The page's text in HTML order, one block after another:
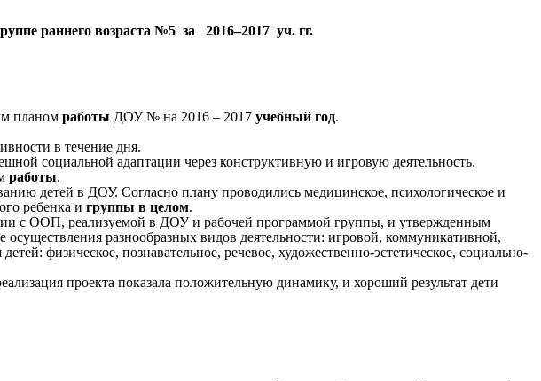
раннего возраста №5 за 2016–2017 уч. гг.
планомработы ДОУ № на 2016 – 2017учебный год.
в течение дня.
социальной адаптации через конструктивную и игровую деятельность.
работы.
детей в ДОУ. Согласно плану проводились медицинское, психологическое и
ребенка и группы в целом.
с ООП, реализуемой в ДОУ и рабочей программой группы, и утвержденным
разнообразных видов деятельности: игровой, коммуникативной,
физическое, познавательное, речевое, художественно-эстетическое, социально-
проекта показала положительную динамику, и хороший результат дети